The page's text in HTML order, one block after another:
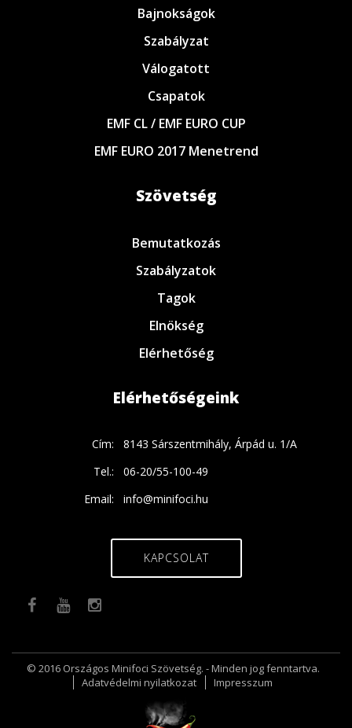
Bajnokságok
Szabályzat
Válogatott
Csapatok
EMF CL / EMF EURO CUP
EMF EURO 2017 Menetrend
Szövetség
Bemutatkozás
Szabályzatok
Tagok
Elnökség
Elérhetőség
Elérhetőségeink
Cím:
8143 Sárszentmihály, Árpád u. 1/A
Tel.:
06-20/55-100-49
Email:
info@minifoci.hu
KAPCSOLAT
© 2016 Országos Minifoci Szövetség. - Minden jog fenntartva.
Adatvédelmi nyilatkozat
Impresszum